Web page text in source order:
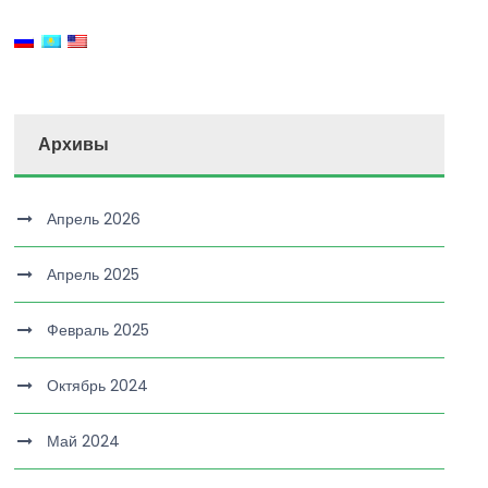
Архивы
Апрель 2026
Апрель 2025
Февраль 2025
Октябрь 2024
Май 2024